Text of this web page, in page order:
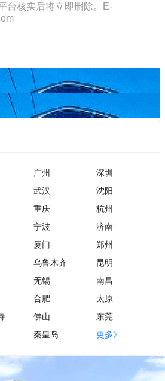
台核实后将立即删除。E-
广州
深圳
武汉
沈阳
重庆
杭州
宁波
济南
厦门
郑州
乌鲁木齐
昆明
无锡
南昌
合肥
太原
佛山
东莞
秦皇岛 更多》